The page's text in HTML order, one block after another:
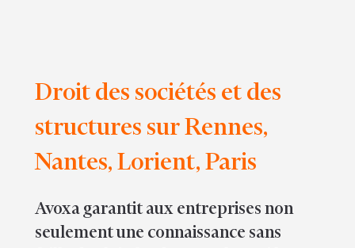
Droit des sociétés et des
structures sur Rennes,
Nantes, Lorient, Paris
Avoxa garantit aux entreprises non
seulement une connaissance sans